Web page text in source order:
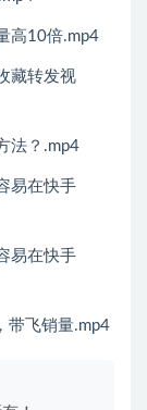
高10倍.mp4
藏转发视
法？.mp4
易在快手
易在快手
带飞销量.mp4